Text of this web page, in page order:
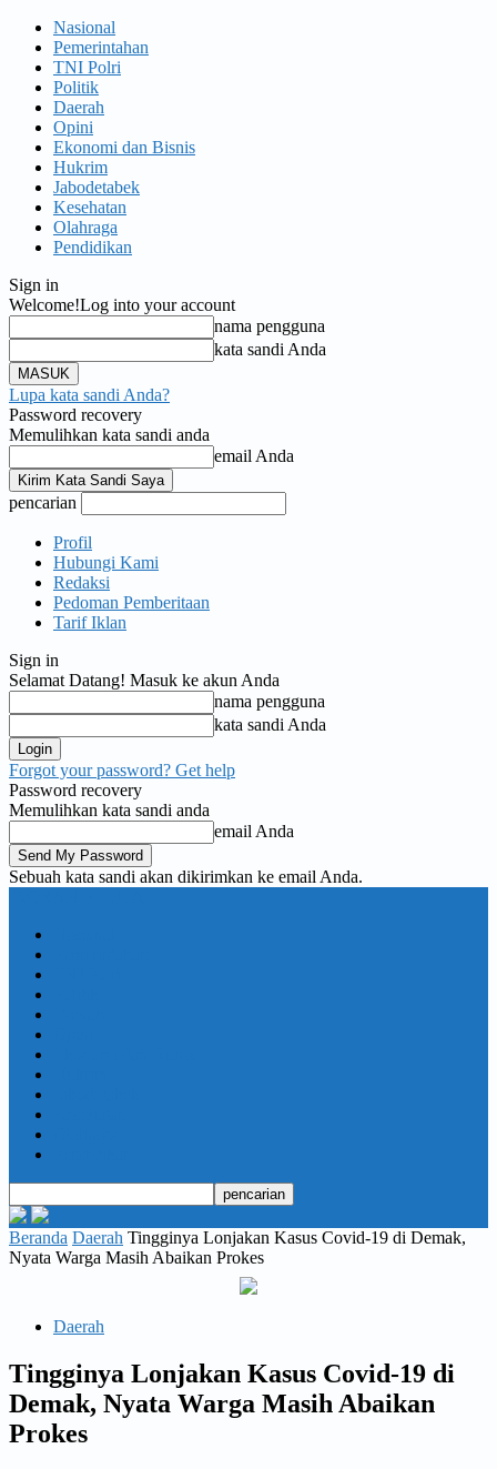
Nasional
Pemerintahan
TNI Polri
Politik
Daerah
Opini
Ekonomi dan Bisnis
Hukrim
Jabodetabek
Kesehatan
Olahraga
Pendidikan
Sign in
Welcome!Log into your account
nama pengguna
kata sandi Anda
Lupa kata sandi Anda?
Password recovery
Memulihkan kata sandi anda
email Anda
pencarian
Profil
Hubungi Kami
Redaksi
Pedoman Pemberitaan
Tarif Iklan
Sign in
Selamat Datang! Masuk ke akun Anda
nama pengguna
kata sandi Anda
Forgot your password? Get help
Password recovery
Memulihkan kata sandi anda
email Anda
Sebuah kata sandi akan dikirimkan ke email Anda.
Beranda Daerah Tingginya Lonjakan Kasus Covid-19 di Demak,
Nyata Warga Masih Abaikan Prokes
Daerah
Tingginya Lonjakan Kasus Covid-19 di
Demak, Nyata Warga Masih Abaikan
Prokes